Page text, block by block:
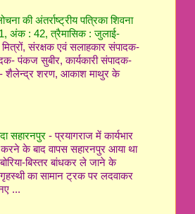
की अंतर्राष्ट्रीय पत्रिका शिवना
11, अंक : 42, त्रैमासिक : जुलाई-
मित्रों, संरक्षक एवं सलाहकार संपादक-
पंकज सुबीर, कार्यकारी संपादक-
शैलेन्द्र शरण, आकाश माथुर के
सहारनपुर -प्रयागराज में कार्यभार
के बाद वापस सहारनपुर आया था
बिस्तर बांधकर ले जाने के
का सामान ट्रक पर लदवाकर
...